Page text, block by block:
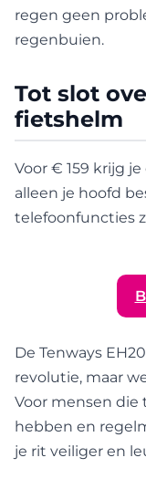
regen geen
regenbuien.
Tot slot
fietshelm
Voor € 159 krijg
alleen je hoofd
telefoonfuncties
De Tenways
revolutie, maar
Voor mensen
hebben en
je rit veiliger en